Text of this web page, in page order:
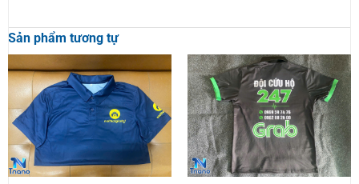
Sản phẩm tương tự